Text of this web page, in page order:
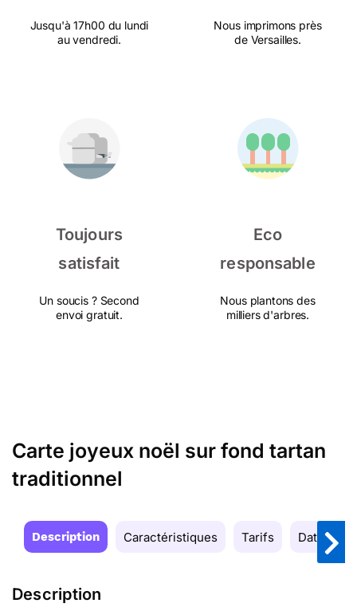
Jusqu'à 17h00 du lundi
au vendredi.
Nous imprimons près
de Versailles.
Toujours
satisfait
Un soucis ? Second
envoi gratuit.
Eco
responsable
Nous plantons des
milliers d'arbres.
Carte joyeux noël sur fond tartan
traditionnel
Description Caractéristiques Tarifs Date de
Description